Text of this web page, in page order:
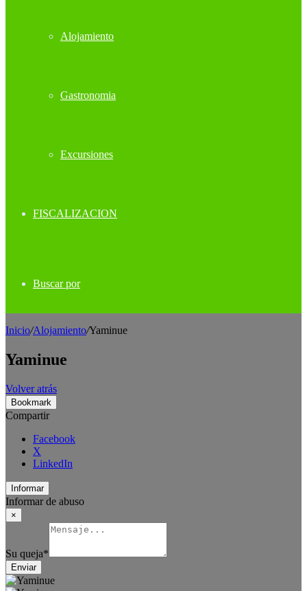
Alojamiento
Gastronomia
Excursiones
FISCALIZACION
Buscar por
Inicio/Alojamiento/Yaminue
Yaminue
Volver atrás
Bookmark
Compartir
Facebook
X
LinkedIn
Informar
Informar de abuso
×
Su queja*
Enviar